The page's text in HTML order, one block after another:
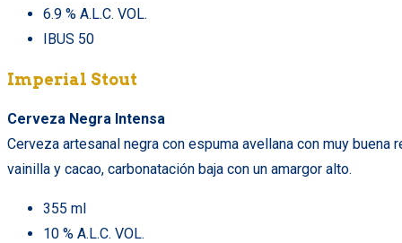
6.9 % A.L.C. VOL.
IBUS 50
Imperial Stout
Cerveza Negra Intensa
Cerveza artesanal negra con espuma avellana con muy
vainilla y cacao, carbonatación baja con un amargor alto.
355 ml
10 % A.L.C. VOL.